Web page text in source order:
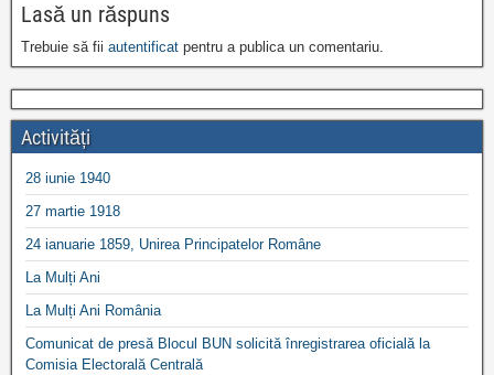
Lasă un răspuns
Trebuie să fii autentificat pentru a publica un comentariu.
Activități
28 iunie 1940
27 martie 1918
24 ianuarie 1859, Unirea Principatelor Române
La Mulți Ani
La Mulți Ani România
Comunicat de presă Blocul BUN solicită înregistrarea oficială la
Comisia Electorală Centrală